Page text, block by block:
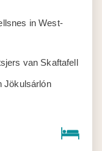
in West-
van Skaftafell
Jökulsárlón